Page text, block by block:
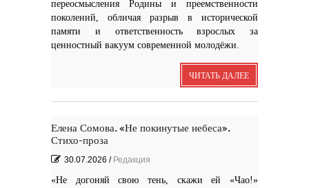
переосмысления Родины и преемственности
поколений, обличая разрыв в исторической
памяти и ответственность взрослых за
ценностный вакуум современной молодёжи.
ЧИТАТЬ ДАЛЕЕ
Елена Сомова. «Не покинутые небеса».
Стихо-проза
30.07.2026 / Редакция
«Не догоняй свою тень, скажи ей «Чао!»